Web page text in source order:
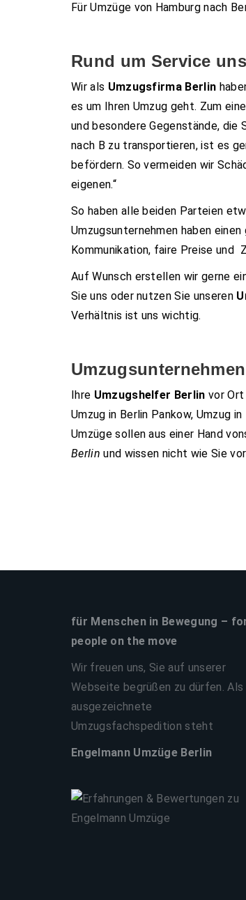
Für Umzüge von Hamburg nach
Rund um Service
Wir als Umzugsfirma Berlin
es um Ihren Umzug geht. Zum
und besondere Gegenstände,
nach B zu transportieren, ist es
befördern. So vermeiden wir
eigenen.“
So haben alle beiden Parteien
Umzugsunternehmen haben
Kommunikation, faire Preise und
Auf Wunsch erstellen wir gerne
Sie uns oder nutzen Sie unseren
Verhältnis ist uns wichtig.
Ihre Umzugshelfer Berlin vor
Umzug in Berlin Pankow, Umzug
Umzüge sollen aus einer Hand
Berlin und wissen nicht wie Sie
für Menschen in Bewegung –
people on the move
Wir freuen uns, Sie auf unserer
Webseite begrüßen zu dürfen. Als
ausgezeichnete
Umzugsfachspedition steht
Engelmann Umzüge Berlin